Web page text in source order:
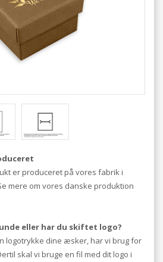
er produceret på vores fabrik i
mere om vores danske produktion
eller har du skiftet logo?
logotrykke dine æsker, har vi brug for
skal vi bruge en fil med dit logo i